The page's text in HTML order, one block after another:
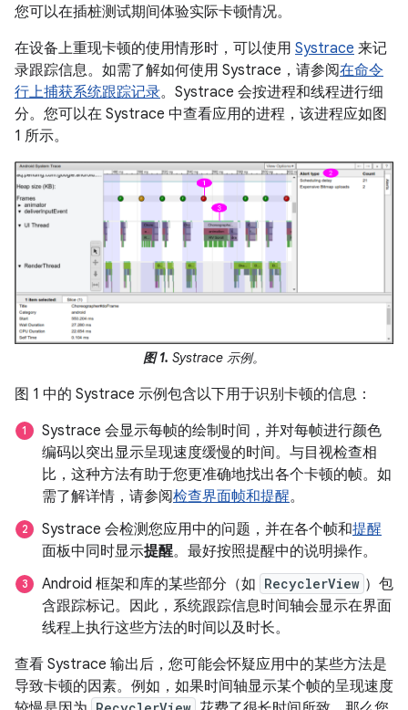
您可以在插桩测试期间体验实际卡顿情况。
在设备上重现卡顿的使用情形时，可以使用 Systrace 来记
录跟踪信息。如需了解如何使用 Systrace，请参阅在命令
行上捕获系统跟踪记录。Systrace 会按进程和线程进行细
分。您可以在 Systrace 中查看应用的进程，该进程应如图
1 所示。
图 1. Systrace 示例。
图 1 中的 Systrace 示例包含以下用于识别卡顿的信息：
Systrace 会显示每帧的绘制时间，并对每帧进行颜色
编码以突出显示呈现速度缓慢的时间。与目视检查相
比，这种方法有助于您更准确地找出各个卡顿的帧。如
需了解详情，请参阅检查界面帧和提醒。
Systrace 会检测您应用中的问题，并在各个帧和提醒
面板中同时显示提醒。最好按照提醒中的说明操作。
Android 框架和库的某些部分（如 RecyclerView ）包
含跟踪标记。因此，系统跟踪信息时间轴会显示在界面
线程上执行这些方法的时间以及时长。
查看 Systrace 输出后，您可能会怀疑应用中的某些方法是
导致卡顿的因素。例如，如果时间轴显示某个帧的呈现速度